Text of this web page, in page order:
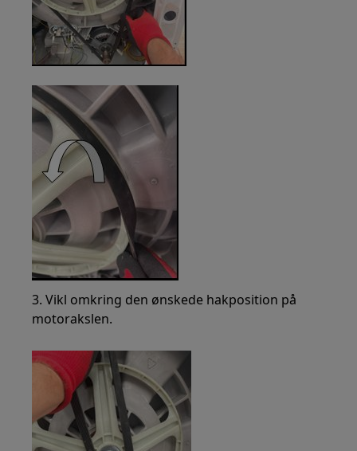
3. Vikl omkring den ønskede hakposition på
motorakslen.